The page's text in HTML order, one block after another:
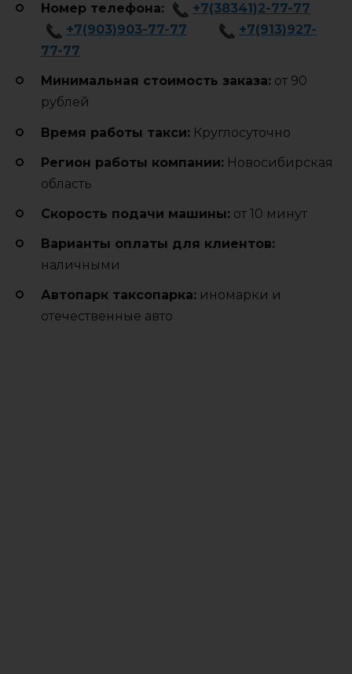
Номер телефона:
+7(38341)2-77-77
+7(903)903-77-77
+7(913)927-
77-77
Минимальная стоимость заказа: от 90
рублей
Время работы такси: Круглосуточно
Регион работы компании: Новосибирская
область
Cкорость подачи машины: от 10 минут
Варианты оплаты для клиентов:
наличными
Автопарк таксопарка: иномарки и
отечественные авто